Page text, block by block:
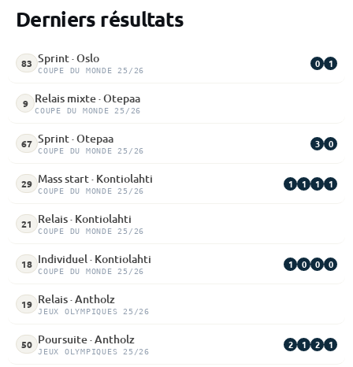
Derniers résultats
83 Sprint · Oslo
COUPE DU MONDE 25/26
0 1
9 Relais mixte · Otepaa
COUPE DU MONDE 25/26
67 Sprint · Otepaa
COUPE DU MONDE 25/26
3 0
29 Mass start · Kontiolahti
COUPE DU MONDE 25/26
1 1 1 1
21 Relais · Kontiolahti
COUPE DU MONDE 25/26
18 Individuel · Kontiolahti
COUPE DU MONDE 25/26
1 0 0 0
19 Relais · Antholz
JEUX OLYMPIQUES 25/26
50 Poursuite · Antholz
JEUX OLYMPIQUES 25/26
2 1 2 1